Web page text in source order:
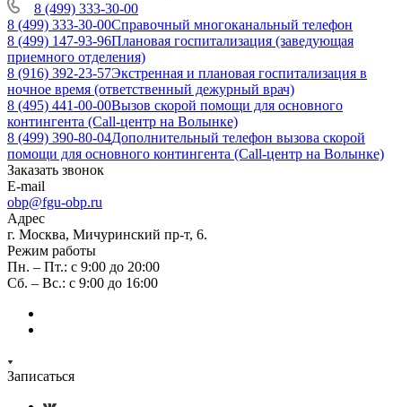
8 (499) 333-30-00
8 (499) 333-30-00Справочный многоканальный телефон
8 (499) 147-93-96Плановая госпитализация (заведующая
приемного отделения)
8 (916) 392-23-57Экстренная и плановая госпитализация в
ночное время (ответственный дежурный врач)
8 (495) 441-00-00Вызов скорой помощи для основного
контингента (Call-центр на Волынке)
8 (499) 390-80-04Дополнительный телефон вызова скорой
помощи для основного контингента (Call-центр на Волынке)
Заказать звонок
E-mail
obp@fgu-obp.ru
Адрес
г. Москва, Мичуринский пр-т, 6.
Режим работы
Пн. – Пт.: с 9:00 до 20:00
Сб. – Вс.: с 9:00 до 16:00
Записаться